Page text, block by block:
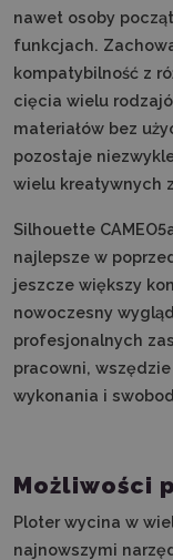
nawet osoby
funkcjach.
kompatybilność z
cięcia wielu
materiałów bez
pozostaje
wielu kreatywnych
Silhouette
najlepsze w
jeszcze większy
nowoczesny
profesjonalnych
pracowni,
wykonania i
Możliwości
Ploter wycina w
najnowszymi